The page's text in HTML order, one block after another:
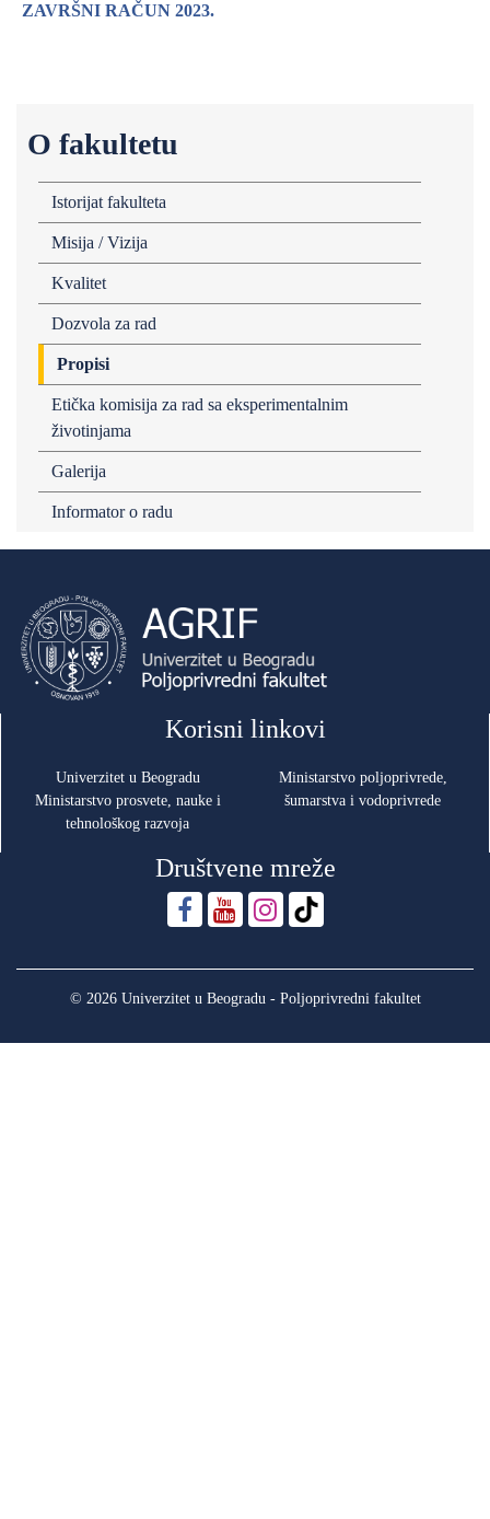
O fakultetu
Istorijat fakulteta
Misija / Vizija
Kvalitet
Dozvola za rad
Propisi
Etička komisija za rad sa eksperimentalnim
životinjama
Galerija
Informator o radu
ZAVRŠNI RAČUN 2023.
Korisni linkovi
Univerzitet u Beogradu
Ministarstvo prosvete, nauke i
tehnološkog razvoja
Ministarstvo poljoprivrede,
šumarstva i vodoprivrede
Društvene mreže
© 2026 Univerzitet u Beogradu - Poljoprivredni fakultet